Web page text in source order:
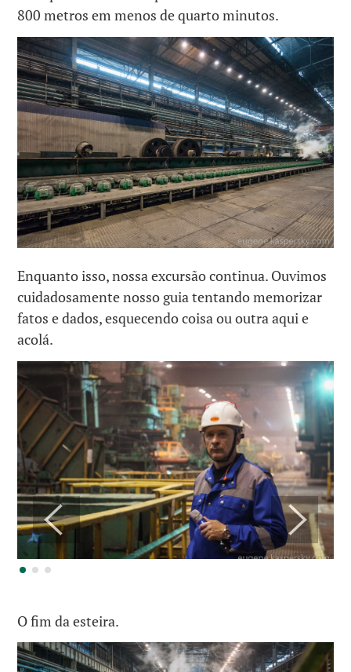
800 metros em menos de quarto minutos.
Enquanto isso, nossa excursão continua. Ouvimos
cuidadosamente nosso guia tentando memorizar
fatos e dados, esquecendo coisa ou outra aqui e
acolá.
O fim da esteira.